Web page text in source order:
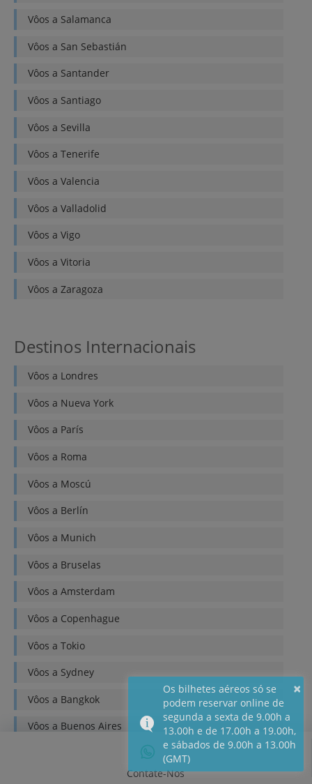
Vôos a Salamanca
Vôos a San Sebastián
Vôos a Santander
Vôos a Santiago
Vôos a Sevilla
Vôos a Tenerife
Vôos a Valencia
Vôos a Valladolid
Vôos a Vigo
Vôos a Vitoria
Vôos a Zaragoza
Destinos Internacionais
Vôos a Londres
Vôos a Nueva York
Vôos a París
Vôos a Roma
Vôos a Moscú
Vôos a Berlín
Vôos a Munich
Vôos a Bruselas
Vôos a Amsterdam
Vôos a Copenhague
Vôos a Tokio
Vôos a Sydney
Vôos a Bangkok
Vôos a Buenos Aires
Contate-Nos
×
Os bilhetes aéreos só se
podem reservar online de
segunda a sexta de 9.00h a
13.00h e de 17.00h a 19.00h,
e sábados de 9.00h a 13.00h
(GMT)